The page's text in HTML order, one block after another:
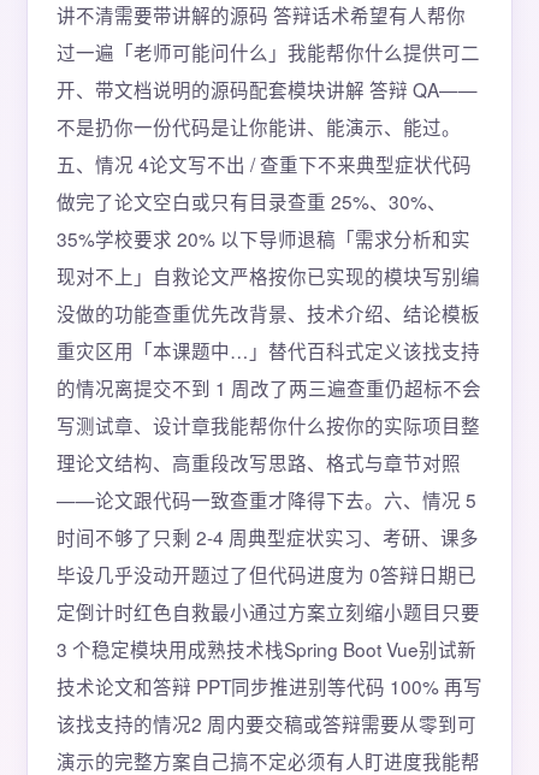
讲不清需要带讲解的源码 答辩话术希望有人帮你
过一遍「老师可能问什么」我能帮你什么提供可二
开、带文档说明的源码配套模块讲解 答辩 QA——
不是扔你一份代码是让你能讲、能演示、能过。
五、情况 4论文写不出 / 查重下不来典型症状代码
做完了论文空白或只有目录查重 25%、30%、
35%学校要求 20% 以下导师退稿「需求分析和实
现对不上」自救论文严格按你已实现的模块写别编
没做的功能查重优先改背景、技术介绍、结论模板
重灾区用「本课题中…」替代百科式定义该找支持
的情况离提交不到 1 周改了两三遍查重仍超标不会
写测试章、设计章我能帮你什么按你的实际项目整
理论文结构、高重段改写思路、格式与章节对照
——论文跟代码一致查重才降得下去。六、情况 5
时间不够了只剩 2-4 周典型症状实习、考研、课多
毕设几乎没动开题过了但代码进度为 0答辩日期已
定倒计时红色自救最小通过方案立刻缩小题目只要
3 个稳定模块用成熟技术栈Spring Boot Vue别试新
技术论文和答辩 PPT同步推进别等代码 100% 再写
该找支持的情况2 周内要交稿或答辩需要从零到可
演示的完整方案自己搞不定必须有人盯进度我能帮